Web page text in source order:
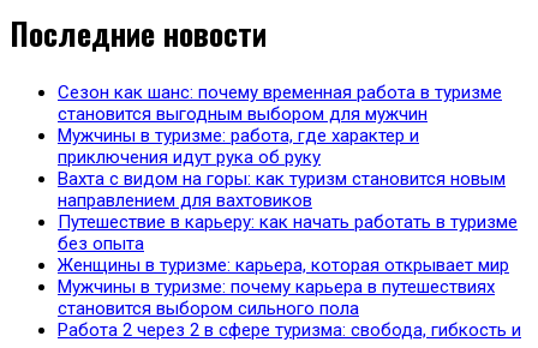
Последние новости
Сезон как шанс: почему временная работа в туризме
становится выгодным выбором для мужчин
Мужчины в туризме: работа, где характер и
приключения идут рука об руку
Вахта с видом на горы: как туризм становится новым
направлением для вахтовиков
Путешествие в карьеру: как начать работать в туризме
без опыта
Женщины в туризме: карьера, которая открывает мир
Мужчины в туризме: почему карьера в путешествиях
становится выбором сильного пола
Работа 2 через 2 в сфере туризма: свобода, гибкость и